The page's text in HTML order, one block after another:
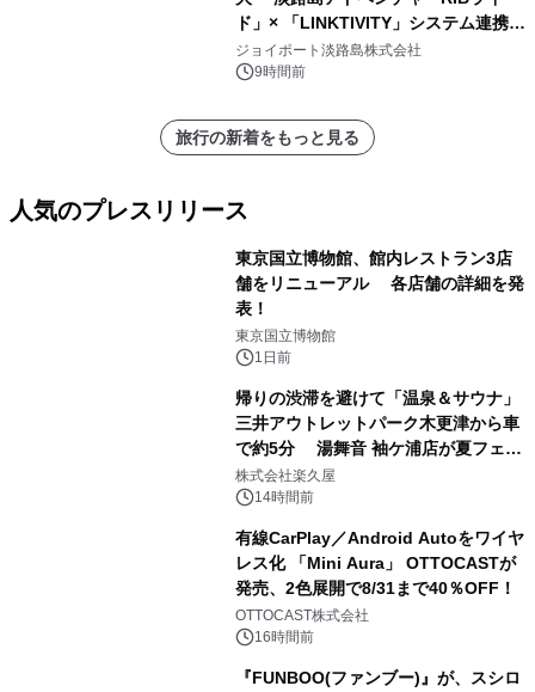
ド」× 「LINKTIVITY」システム連携を
開始！
ジョイポート淡路島株式会社
9時間前
旅行の新着をもっと見る
人気のプレスリリース
東京国立博物館、館内レストラン3店
舗をリニューアル 各店舗の詳細を発
表！
東京国立博物館
1日前
帰りの渋滞を避けて「温泉＆サウナ」
三井アウトレットパーク木更津から車
で約5分 湯舞音 袖ケ浦店が夏フェア
メニューを提供
株式会社楽久屋
14時間前
有線CarPlay／Android Autoをワイヤ
レス化 「Mini Aura」 OTTOCASTが
発売、2色展開で8/31まで40％OFF！
OTTOCAST株式会社
16時間前
『FUNBOO(ファンブー)』が、スシロ